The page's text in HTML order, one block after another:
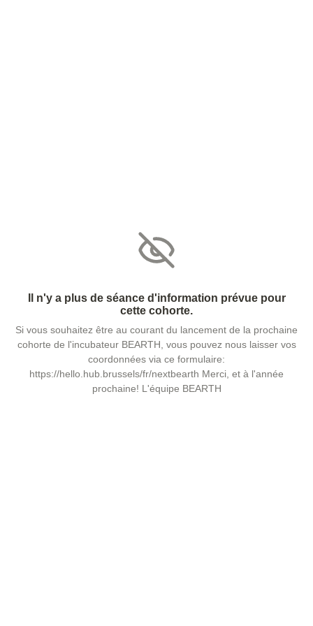
Il n'y a plus de séance d'information prévue pour
cette cohorte.
Si vous souhaitez être au courant du lancement de la prochaine
cohorte de l'incubateur BEARTH, vous pouvez nous laisser vos
coordonnées via ce formulaire:
https://hello.hub.brussels/fr/nextbearth Merci, et à l'année
prochaine! L'équipe BEARTH